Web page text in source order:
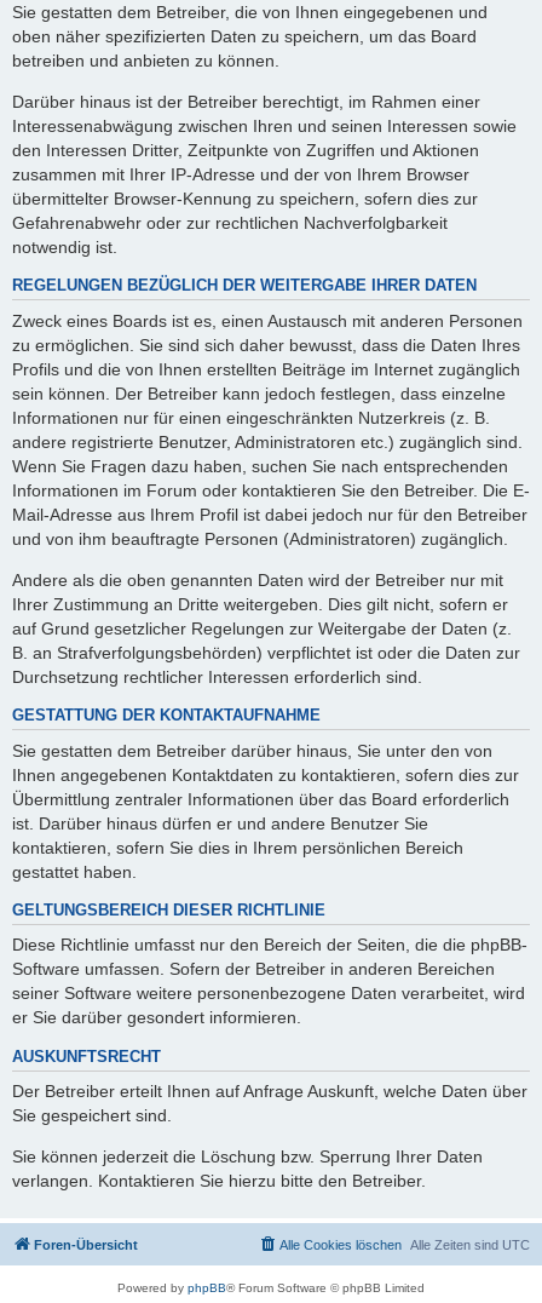
Sie gestatten dem Betreiber, die von Ihnen eingegebenen und
oben näher spezifizierten Daten zu speichern, um das Board
betreiben und anbieten zu können.
Darüber hinaus ist der Betreiber berechtigt, im Rahmen einer
Interessenabwägung zwischen Ihren und seinen Interessen sowie
den Interessen Dritter, Zeitpunkte von Zugriffen und Aktionen
zusammen mit Ihrer IP-Adresse und der von Ihrem Browser
übermittelter Browser-Kennung zu speichern, sofern dies zur
Gefahrenabwehr oder zur rechtlichen Nachverfolgbarkeit
notwendig ist.
REGELUNGEN BEZÜGLICH DER WEITERGABE IHRER DATEN
Zweck eines Boards ist es, einen Austausch mit anderen Personen
zu ermöglichen. Sie sind sich daher bewusst, dass die Daten Ihres
Profils und die von Ihnen erstellten Beiträge im Internet zugänglich
sein können. Der Betreiber kann jedoch festlegen, dass einzelne
Informationen nur für einen eingeschränkten Nutzerkreis (z. B.
andere registrierte Benutzer, Administratoren etc.) zugänglich sind.
Wenn Sie Fragen dazu haben, suchen Sie nach entsprechenden
Informationen im Forum oder kontaktieren Sie den Betreiber. Die E-
Mail-Adresse aus Ihrem Profil ist dabei jedoch nur für den Betreiber
und von ihm beauftragte Personen (Administratoren) zugänglich.
Andere als die oben genannten Daten wird der Betreiber nur mit
Ihrer Zustimmung an Dritte weitergeben. Dies gilt nicht, sofern er
auf Grund gesetzlicher Regelungen zur Weitergabe der Daten (z.
B. an Strafverfolgungsbehörden) verpflichtet ist oder die Daten zur
Durchsetzung rechtlicher Interessen erforderlich sind.
GESTATTUNG DER KONTAKTAUFNAHME
Sie gestatten dem Betreiber darüber hinaus, Sie unter den von
Ihnen angegebenen Kontaktdaten zu kontaktieren, sofern dies zur
Übermittlung zentraler Informationen über das Board erforderlich
ist. Darüber hinaus dürfen er und andere Benutzer Sie
kontaktieren, sofern Sie dies in Ihrem persönlichen Bereich
gestattet haben.
GELTUNGSBEREICH DIESER RICHTLINIE
Diese Richtlinie umfasst nur den Bereich der Seiten, die die phpBB-
Software umfassen. Sofern der Betreiber in anderen Bereichen
seiner Software weitere personenbezogene Daten verarbeitet, wird
er Sie darüber gesondert informieren.
AUSKUNFTSRECHT
Der Betreiber erteilt Ihnen auf Anfrage Auskunft, welche Daten über
Sie gespeichert sind.
Sie können jederzeit die Löschung bzw. Sperrung Ihrer Daten
verlangen. Kontaktieren Sie hierzu bitte den Betreiber.
Foren-Übersicht Alle Zeiten sind UTC
Alle Cookies löschen
Powered by phpBB® Forum Software © phpBB Limited